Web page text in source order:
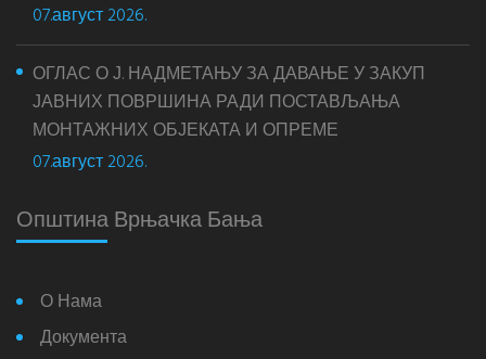
07.август 2026.
ОГЛАС О Ј. НАДМЕТАЊУ ЗА ДАВАЊЕ У ЗАКУП
ЈАВНИХ ПОВРШИНА РАДИ ПОСТАВЉАЊА
МОНТАЖНИХ ОБЈЕКАТА И ОПРЕМЕ
07.август 2026.
Општина Врњачка Бања
О Нама
Документа